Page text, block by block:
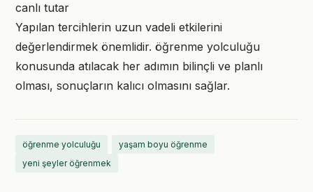
canlı tutar
Yapılan tercihlerin uzun vadeli etkilerini
değerlendirmek önemlidir. öğrenme yolculuğu
konusunda atılacak her adımın bilinçli ve planlı
olması, sonuçların kalıcı olmasını sağlar.
öğrenme yolculuğu
yaşam boyu öğrenme
yeni şeyler öğrenmek